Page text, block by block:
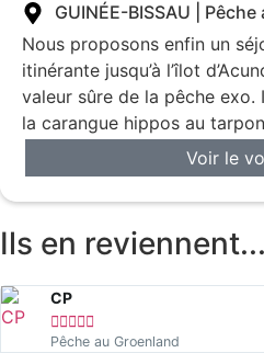
GUINÉE-BISSAU |
Nous proposons enfin un
itinérante jusqu’à l’îlot
valeur sûre de la pêche
la carangue hippos au
Voir le
Ils en
CP

Pêche au Groenland